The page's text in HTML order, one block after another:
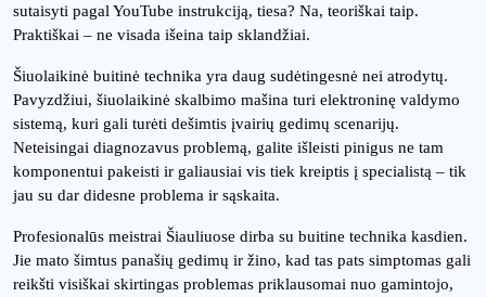
sutaisyti pagal YouTube instrukciją, tiesa? Na, teoriškai taip.
Praktiškai – ne visada išeina taip sklandžiai.
Šiuolaikinė buitinė technika yra daug sudėtingesnė nei atrodytų.
Pavyzdžiui, šiuolaikinė skalbimo mašina turi elektroninę valdymo
sistemą, kuri gali turėti dešimtis įvairių gedimų scenarijų.
Neteisingai diagnozavus problemą, galite išleisti pinigus ne tam
komponentui pakeisti ir galiausiai vis tiek kreiptis į specialistą – tik
jau su dar didesne problema ir sąskaita.
Profesionalūs meistrai Šiauliuose dirba su buitine technika kasdien.
Jie mato šimtus panašių gedimų ir žino, kad tas pats simptomas gali
reikšti visiškai skirtingas problemas priklausomai nuo gamintojo,